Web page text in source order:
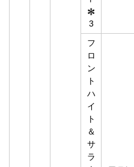
3
フ
ロ
ン
ト
ハ
イ
ト
＆
サ
ラ